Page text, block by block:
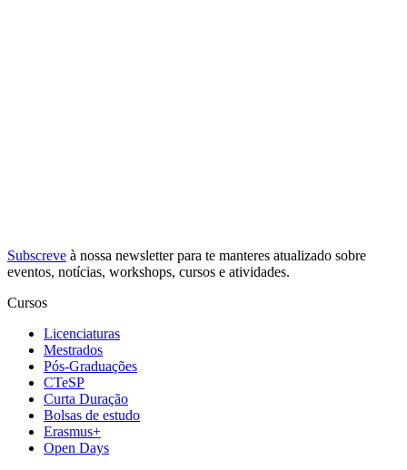
Subscreve à nossa newsletterpara te manteres atualizado sobre
eventos, notícias, workshops, cursos e atividades.
Cursos
Licenciaturas
Mestrados
Pós-Graduações
CTeSP
Curta Duração
Bolsas de estudo
Erasmus+
Open Days